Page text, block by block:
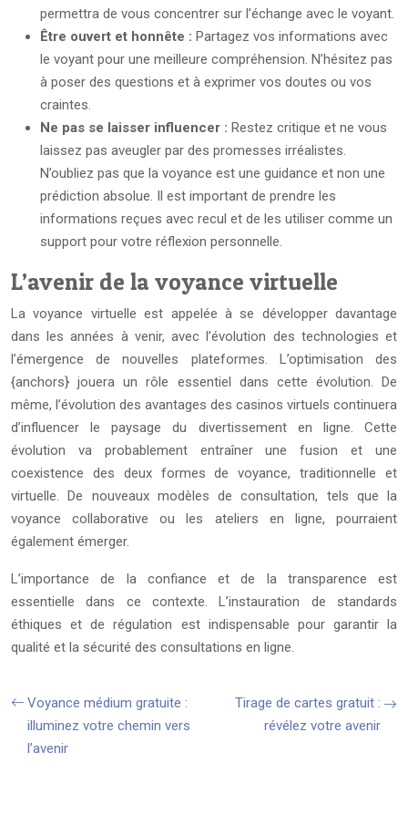
permettra de vous concentrer sur l’échange avec le voyant.
Être ouvert et honnête : Partagez vos informations avec
le voyant pour une meilleure compréhension. N’hésitez pas
à poser des questions et à exprimer vos doutes ou vos
craintes.
Ne pas se laisser influencer : Restez critique et ne vous
laissez pas aveugler par des promesses irréalistes.
N’oubliez pas que la voyance est une guidance et non une
prédiction absolue. Il est important de prendre les
informations reçues avec recul et de les utiliser comme un
support pour votre réflexion personnelle.
L’avenir de la voyance virtuelle
La voyance virtuelle est appelée à se développer davantage
dans les années à venir, avec l’évolution des technologies et
l’émergence de nouvelles plateformes. L’optimisation des
{anchors} jouera un rôle essentiel dans cette évolution. De
même, l’évolution des avantages des casinos virtuels continuera
d’influencer le paysage du divertissement en ligne. Cette
évolution va probablement entraîner une fusion et une
coexistence des deux formes de voyance, traditionnelle et
virtuelle. De nouveaux modèles de consultation, tels que la
voyance collaborative ou les ateliers en ligne, pourraient
également émerger.
L’importance de la confiance et de la transparence est
essentielle dans ce contexte. L’instauration de standards
éthiques et de régulation est indispensable pour garantir la
qualité et la sécurité des consultations en ligne.
Voyance médium gratuite :
illuminez votre chemin vers
l’avenir
Tirage de cartes gratuit :
révélez votre avenir